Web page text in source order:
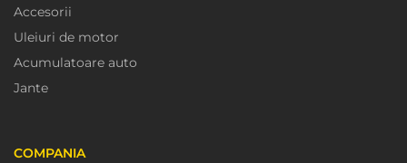
Accesorii
Uleiuri de motor
Acumulatoare auto
Jante
COMPANIA